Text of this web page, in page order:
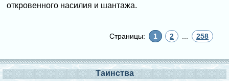
откровенного насилия и шантажа.
Страницы: 1 2 258
Таинства